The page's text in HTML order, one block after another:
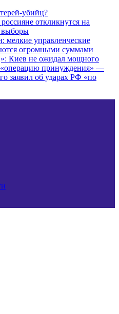
убийц?
откликнутся на
выборы
мелкие управленческие
огромными суммами
Киев не ожидал мощного
принуждения» —
заявил об ударах РФ «по